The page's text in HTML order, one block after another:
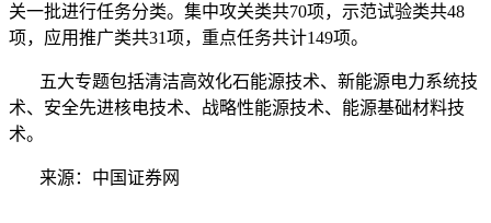
关一批进行任务分类。集中攻关类共70项，示范试验类共48
项，应用推广类共31项，重点任务共计149项。
五大专题包括清洁高效化石能源技术、新能源电力系统技
术、安全先进核电技术、战略性能源技术、能源基础材料技
术。
来源：中国证券网